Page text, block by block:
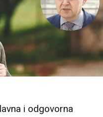
i odgovorna